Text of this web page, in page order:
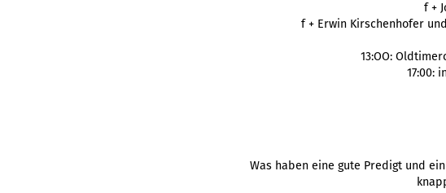
f +
f + Erwin Kirschenhofer
13:OO:
17:00:
Was haben eine gute Predigt und